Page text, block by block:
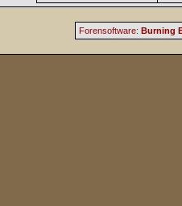
Forensoftware: Burning